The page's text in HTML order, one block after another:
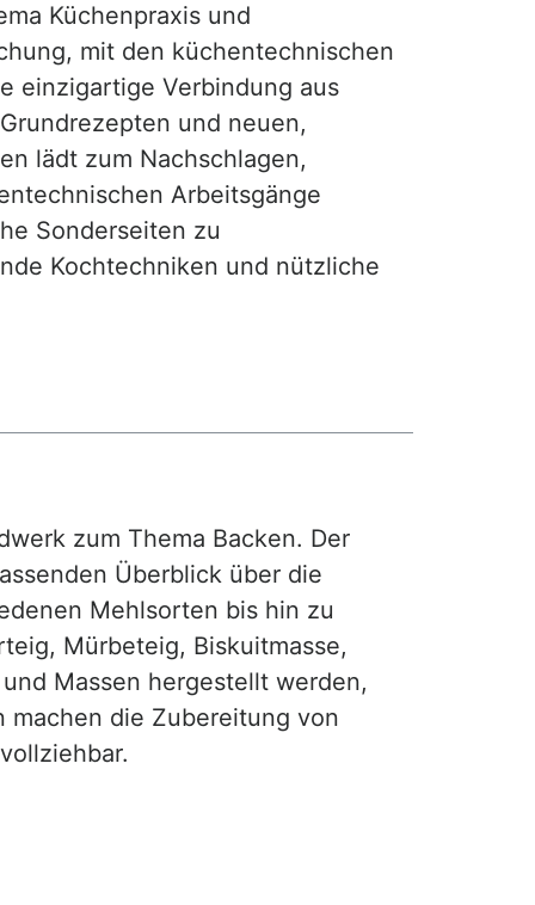
Küchenpraxis und
mit den küchentechnischen
einzigartige Verbindung aus
und neuen,
lädt zum Nachschlagen,
Arbeitsgänge
Sonderseiten zu
Kochtechniken und nützliche
zum Thema Backen. Der
Überblick über die
Mehlsorten bis hin zu
Mürbeteig, Biskuitmasse,
Massen hergestellt werden,
die Zubereitung von